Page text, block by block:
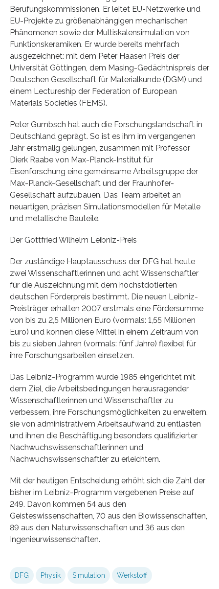
Berufungskommissionen. Er leitet EU-Netzwerke und
EU-Projekte zu größenabhängigen mechanischen
Phänomenen sowie der Multiskalensimulation von
Funktionskeramiken. Er wurde bereits mehrfach
ausgezeichnet: mit dem Peter Haasen Preis der
Universität Göttingen, dem Masing-Gedächtnispreis der
Deutschen Gesellschaft für Materialkunde (DGM) und
einem Lectureship der Federation of European
Materials Societies (FEMS).
Peter Gumbsch hat auch die Forschungslandschaft in
Deutschland geprägt. So ist es ihm im vergangenen
Jahr erstmalig gelungen, zusammen mit Professor
Dierk Raabe von Max-Planck-Institut für
Eisenforschung eine gemeinsame Arbeitsgruppe der
Max-Planck-Gesellschaft und der Fraunhofer-
Gesellschaft aufzubauen. Das Team arbeitet an
neuartigen, präzisen Simulationsmodellen für Metalle
und metallische Bauteile.
Der Gottfried Wilhelm Leibniz-Preis
Der zuständige Hauptausschuss der DFG hat heute
zwei Wissenschaftlerinnen und acht Wissenschaftler
für die Auszeichnung mit dem höchstdotierten
deutschen Förderpreis bestimmt. Die neuen Leibniz-
Preisträger erhalten 2007 erstmals eine Fördersumme
von bis zu 2,5 Millionen Euro (vormals: 1,55 Millionen
Euro) und können diese Mittel in einem Zeitraum von
bis zu sieben Jahren (vormals: fünf Jahre) flexibel für
ihre Forschungsarbeiten einsetzen.
Das Leibniz-Programm wurde 1985 eingerichtet mit
dem Ziel, die Arbeitsbedingungen herausragender
Wissenschaftlerinnen und Wissenschaftler zu
verbessern, ihre Forschungsmöglichkeiten zu erweitern,
sie von administrativem Arbeitsaufwand zu entlasten
und ihnen die Beschäftigung besonders qualifizierter
Nachwuchswissenschaftlerinnen und
Nachwuchswissenschaftler zu erleichtern.
Mit der heutigen Entscheidung erhöht sich die Zahl der
bisher im Leibniz-Programm vergebenen Preise auf
249. Davon kommen 54 aus den
Geisteswissenschaften, 70 aus den Biowissenschaften,
89 aus den Naturwissenschaften und 36 aus den
Ingenieurwissenschaften.
DFG Physik Simulation Werkstoff